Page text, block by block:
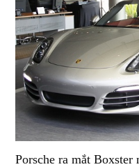
Porsche ra mắt